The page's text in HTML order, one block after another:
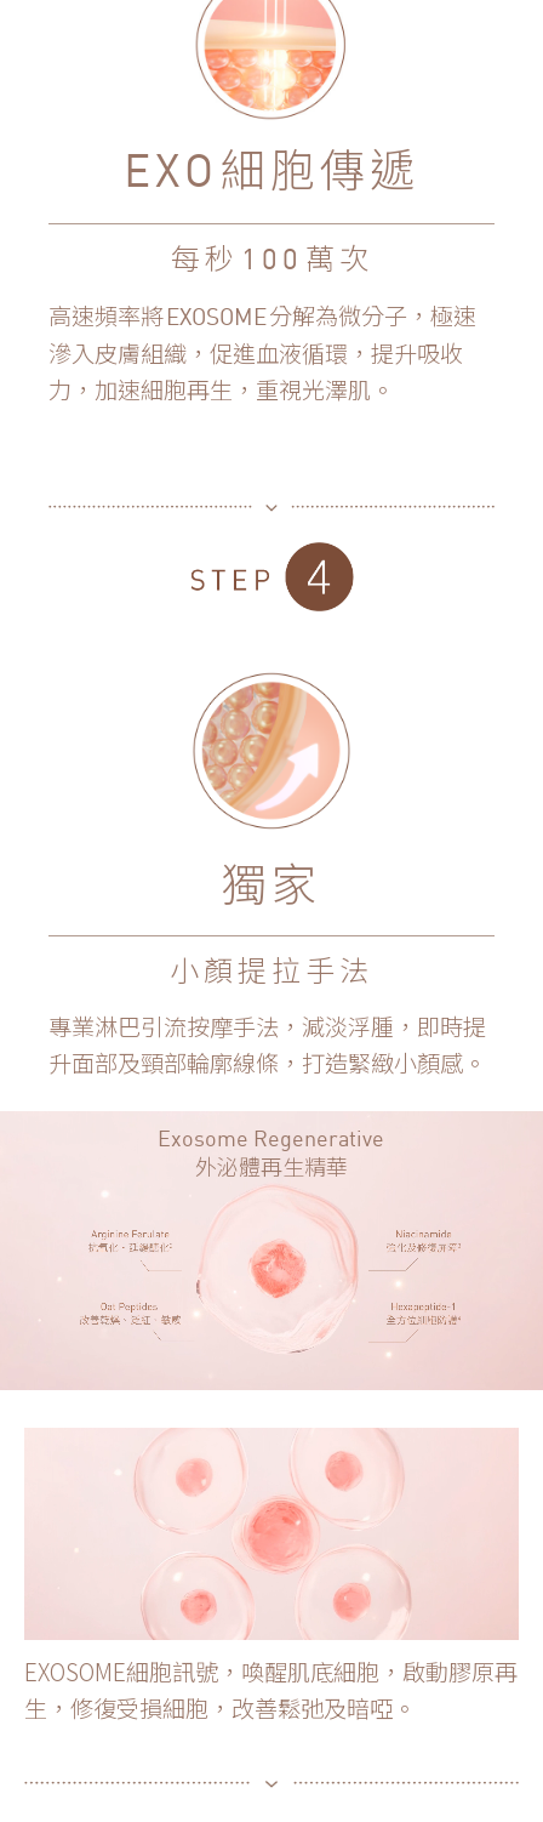
EXO細胞傳遞
每秒 100 萬次
高速頻率將EXOSOME分解為微分子，極速
滲入皮膚組織，促進血液循環，提升吸收
力，加速細胞再生，重視光澤肌。
獨家
小顏提拉手法
專業淋巴引流按摩手法，減淡浮腫，即時提
升面部及頸部輪廓線條，打造緊緻小顏感。
Exosome Regenerative
外泌體再生精華
EXOSOME細胞訊號，喚醒肌底細胞，啟動膠原再
生，修復受損細胞，改善鬆弛及暗啞。